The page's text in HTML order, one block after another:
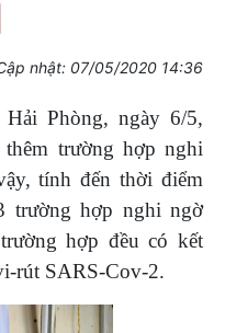
nhật: 07/05/2020 14:36
Phòng, ngày 6/5,
trường hợp nghi
tính đến thời điểm
trường hợp nghi ngờ
hợp đều có kết
rút SARS-Cov-2.